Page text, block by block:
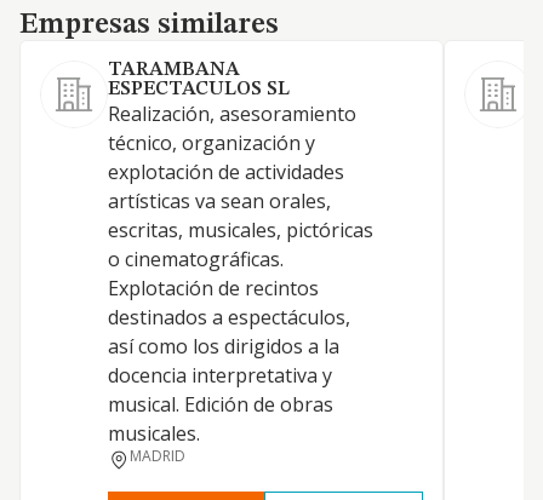
Empresas similares
Empresas similares
TARAMBANA
ESPECTACULOS SL
Realización, asesoramiento
técnico, organización y
explotación de actividades
artísticas va sean orales,
escritas, musicales, pictóricas
o cinematográficas.
Explotación de recintos
destinados a espectáculos,
así como los dirigidos a la
docencia interpretativa y
musical. Edición de obras
musicales.
MADRID